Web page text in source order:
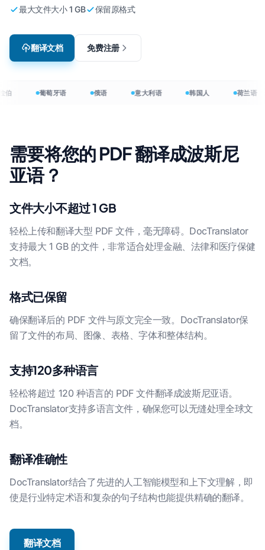
最大文件大小 1 GB 保留原格式
翻译文档 免费注册
伯 葡萄牙语 俄语 意大利语 韩国人 荷兰语
需要将您的 PDF 翻译成波斯尼
亚语？
文件大小不超过 1 GB
轻松上传和翻译大型 PDF 文件，毫无障碍。DocTranslator
支持最大 1 GB 的文件，非常适合处理金融、法律和医疗保健
文档。
格式已保留
确保翻译后的 PDF 文件与原文完全一致。DocTranslator保
留了文件的布局、图像、表格、字体和整体结构。
支持120多种语言
轻松将超过 120 种语言的 PDF 文件翻译成波斯尼亚语。
DocTranslator支持多语言文件，确保您可以无缝处理全球文
档。
翻译准确性
DocTranslator结合了先进的人工智能模型和上下文理解，即
使是行业特定术语和复杂的句子结构也能提供精确的翻译。
翻译文档